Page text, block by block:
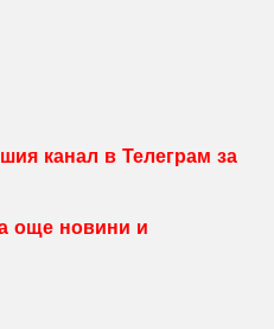
канал в Телеграм за
още новини и